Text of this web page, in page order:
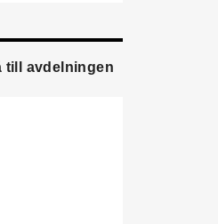
till avdelningen